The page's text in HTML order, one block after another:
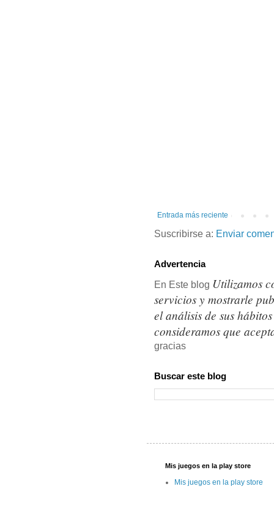
Entrada más reciente
Suscribirse a: Enviar
Advertencia
En Este blog Utilizamos
servicios y mostrarle
el análisis de sus
consideramos que
gracias
Buscar este blog
Mis juegos en la play store
Mis juegos en la play store